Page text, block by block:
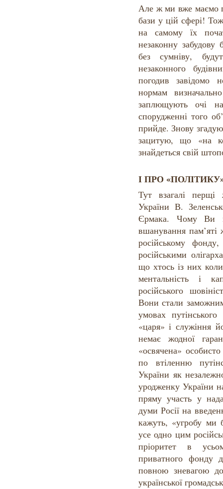
Але ж ми вже маємо
бази у цій сфері!
на самому їх
незаконну забудову
без сумніву,
незаконного
погодив завідомо
нормам
заплющують очі
спорудженні того
прийде. Знову
зацитую, що «на
знайдеться свій
І ПРО
Тут взагалі
України В.
Єрмака. Чому Ви
вшанування
російському
російськими
що хтось із них
ментальність і
російського
Вони стали
умовах
«царя» і служіння
немає жодної
«освячена»
по втіленню
України як
уродженку України
пряму участь у
думи Росії на
кажуть, «угробу ми
усе одно цим
пріоритет в
приватного фонду
повною зневагою до
української